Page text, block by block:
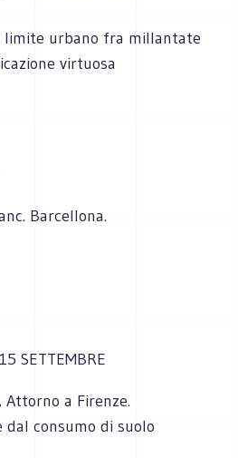
limite urbano fra millantate
virtuosa
Barcellona.
SETTEMBRE
Attorno a Firenze.
consumo di suolo